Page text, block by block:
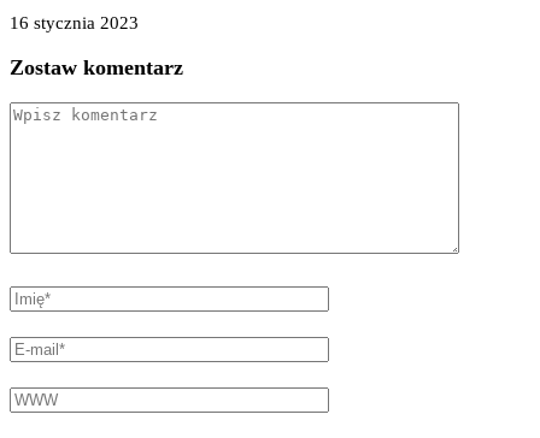
16 stycznia 2023
Zostaw komentarz